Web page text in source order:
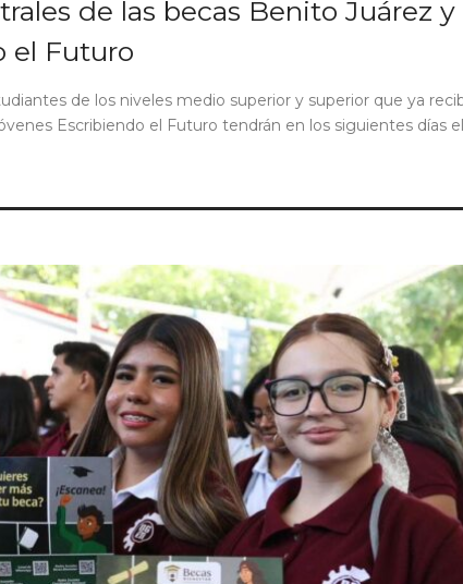
de las becas Benito Juárez y
el Futuro
de los niveles medio superior y superior que ya
Escribiendo el Futuro tendrán en los siguientes días